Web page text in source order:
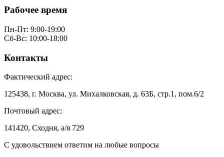
Рабочее время
Пн-Пт: 9:00-19:00
Сб-Вс: 10:00-18:00
Контакты
Фактический адрес:
125438, г. Москва, ул. Михалковская, д. 63Б, стр.1, пом.6/2
Почтовый адрес:
141420, Сходня, а/я 729
С удовольствием ответим на любые вопросы